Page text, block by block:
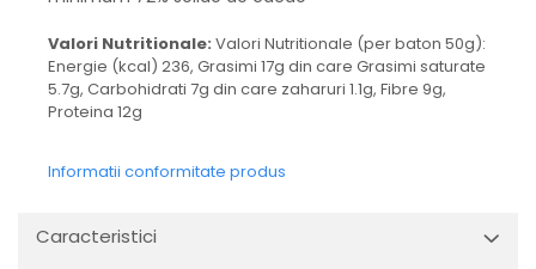
Valori Nutritionale: Valori Nutritionale (per baton 50g):
Energie (kcal) 236, Grasimi 17g din care Grasimi saturate
5.7g, Carbohidrati 7g din care zaharuri 1.1g, Fibre 9g,
Proteina 12g
Informatii conformitate produs
Caracteristici